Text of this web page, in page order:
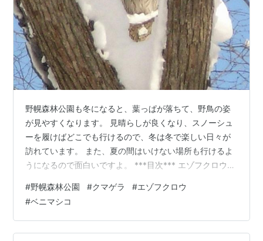
野幌森林公園も冬になると、葉っぱが落ちて、野鳥の姿
が見やすくなります。 見晴らしが良くなり、スノーシュ
ーを履けばどこでも行けるので、冬は冬で楽しい日々が
訪れています。 また、夏の間はいけない場所も行けるよ
うになるので面白いですよ。 ***目次*** エゾフクロウの
人をあまり気にしていないクマゲラ！ （クマゲラの食痕
跡がいっぱいです） 自宅の庭にツグミが訪ねてきまし
た！ （冬の庭にツグミが来た！） 今年は、とんでもない
大雪でした！ （今年は雪の降る量が凄い！） 野幌森林公
#野幌森林公園 #クマゲラ #エゾフクロウ
#ベニマシコ